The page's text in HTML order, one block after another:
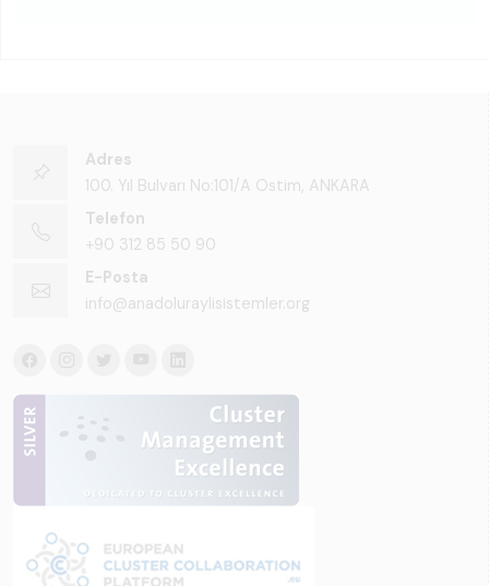
Adres
100. Yıl Bulvarı No:101/A Ostim, ANKARA
Telefon
+90 312 85 50 90
E-Posta
info@anadoluraylisistemler.org